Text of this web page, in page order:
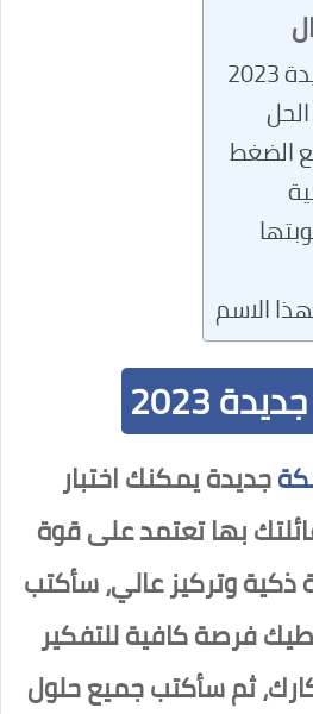
الضغط
الاسم
2023
جديدة يمكنك اختبار
بها تعتمد على قوة
ذكية وتركيز عالي، سأكتب
فرصة كافية للتفكير
ثم سأكتب جميع حلول